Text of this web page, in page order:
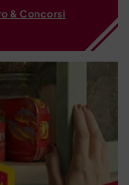
& Concorsi